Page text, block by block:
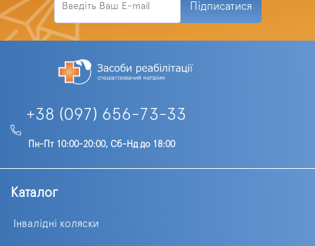
Підписатися
+38 (097) 656-73-33
Пн-Пт 10:00-20:00, Сб-Нд до 18:00
Каталог
Інвалідні коляски